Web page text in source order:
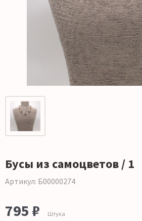
Бусы из самоцветов / 1
Артикул: Б00000274
795 ₽ Штука